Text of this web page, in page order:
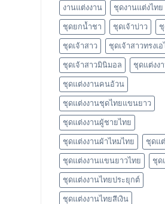
งานแต่งงาน ชุดงานแต่งไทย
ชุดยกน้ำชา ชุดเจ้าบ่าว
ชุดเจ้าสาว ชุดเจ้าสาวทรงเ
ชุดเจ้าสาวมินิมอล ชุดแต่งง
ชุดแต่งงานคนอ้วน
ชุดแต่งงานชุดไทยแขนยาว
ชุดแต่งงานผู้ชายไทย
ชุดแต่งงานผ้าไหมไทย ชุดแ
ชุดแต่งงานแขนยาวไทย ชุด
ชุดแต่งงานไทยประยุกต์
ชุดแต่งงานไทยสีเงิน